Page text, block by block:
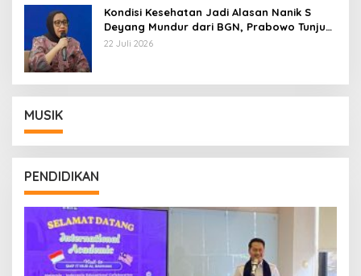
Kondisi Kesehatan Jadi Alasan Nanik S
Deyang Mundur dari BGN, Prabowo Tunjuk
Wamentan Sudaryono
22 Juli 2026
MUSIK
PENDIDIKAN